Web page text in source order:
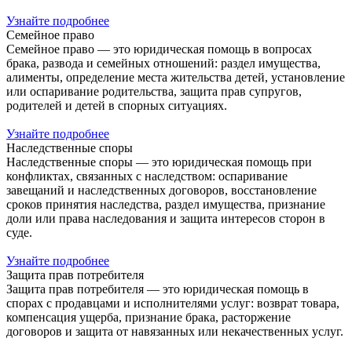
Узнайте подробнее
Семейное право
Семейное право — это юридическая помощь в вопросах
брака, развода и семейных отношений: раздел имущества,
алименты, определение места жительства детей, установление
или оспаривание родительства, защита прав супругов,
родителей и детей в спорных ситуациях.
Узнайте подробнее
Наследственные споры
Наследственные споры — это юридическая помощь при
конфликтах, связанных с наследством: оспаривание
завещаний и наследственных договоров, восстановление
сроков принятия наследства, раздел имущества, признание
доли или права наследования и защита интересов сторон в
суде.
Узнайте подробнее
Защита прав потребителя
Защита прав потребителя — это юридическая помощь в
спорах с продавцами и исполнителями услуг: возврат товара,
компенсация ущерба, признание брака, расторжение
договоров и защита от навязанных или некачественных услуг.